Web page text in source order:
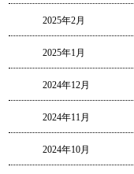
2025年2月
2025年1月
2024年12月
2024年11月
2024年10月